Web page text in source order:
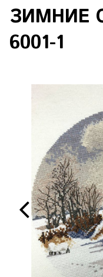
ЗИМНИЕ
6001-1